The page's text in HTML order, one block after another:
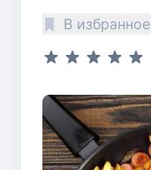
В избранное